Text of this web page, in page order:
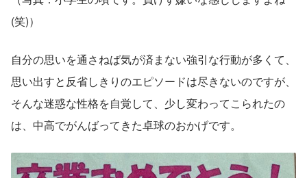
(笑)）
自分の思いを通さねば気が済まない強引な行動が多くて、
思い出すと反省しきりのエピソードは尽きないのですが、
そんな迷惑な性格を自覚して、少し変わってこられたの
は、中高でがんばってきた卓球のおかげです。